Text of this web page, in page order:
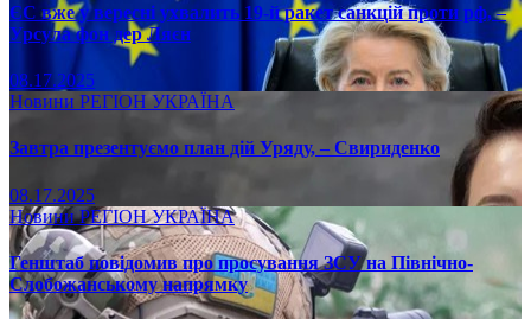
ЄС вже у вересні ухвалить 19-й ракет санкцій проти рф, –
Урсула фон дер Ляєн
08.17.2025
Новини РЕГІОН УКРАЇНА
Завтра презентуємо план дій Уряду, – Свириденко
08.17.2025
НовиниРЕГІОНУКРАЇНА
Генштаб повідомив про просування ЗСУ на Північно-
Слобожанському напрямку